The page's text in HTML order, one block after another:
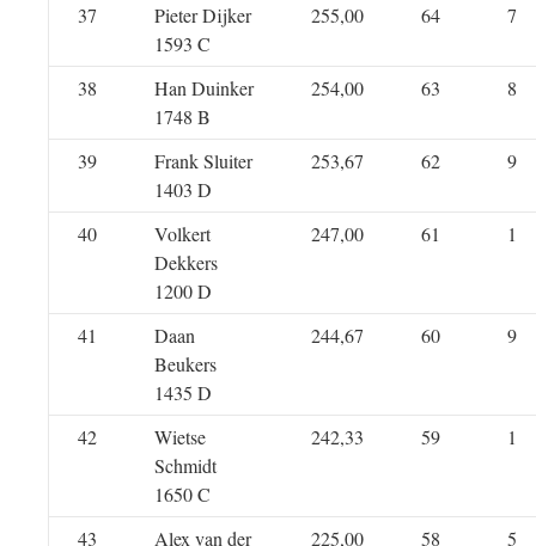
37
Pieter Dijker
1593 C
255,00 64 7
38
Han Duinker
1748 B
254,00 63 8
39
Frank Sluiter
1403 D
253,67 62 9
40
Volkert
Dekkers
1200 D
247,00 61 1
41
Daan
Beukers
1435 D
244,67 60 9
42
Wietse
Schmidt
1650 C
242,33 59 1
43
Alex van der
225,00 58 5